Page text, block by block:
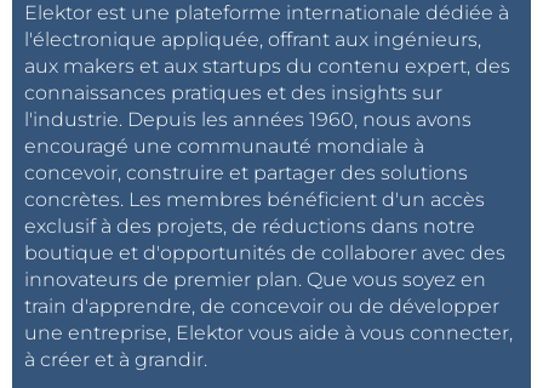
Elektor est une plateforme internationale dédiée à
l'électronique appliquée, offrant aux ingénieurs,
aux makers et aux startups du contenu expert, des
connaissances pratiques et des insights sur
l'industrie. Depuis les années 1960, nous avons
encouragé une communauté mondiale à
concevoir, construire et partager des solutions
concrètes. Les membres bénéficient d'un accès
exclusif à des projets, de réductions dans notre
boutique et d'opportunités de collaborer avec des
innovateurs de premier plan. Que vous soyez en
train d'apprendre, de concevoir ou de développer
une entreprise, Elektor vous aide à vous connecter,
à créer et à grandir.